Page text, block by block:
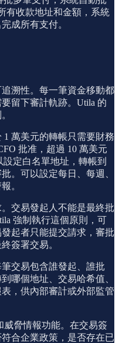
有收款地址和金額，系統
成所有支付。
溯性。每一筆資金移動都
留下審計軌跡。Utila 的
萬美元的轉帳只需要財務
批准，超過 10 萬美元
定白名單地址，轉帳到
。可以設定每日、每週、
。
交易發起人不能是最終批
強制執行這個原則，可
起者只能提交請求，審批
簽署交易。
交易包含誰發起、誰批
哪個地址、交易哈希值、
，供內部審計或外部監管
威脅情報功能。在交易簽
合企業政策，是否存在已